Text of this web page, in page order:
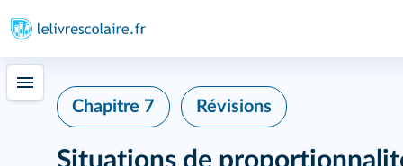
Chapitre 7 Révisions
Situations de